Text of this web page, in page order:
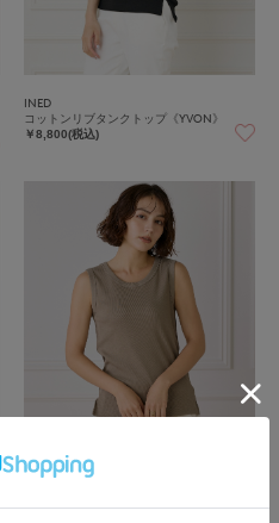
INED
コットンリブタンクトップ《YVON》
￥8,800(税込)